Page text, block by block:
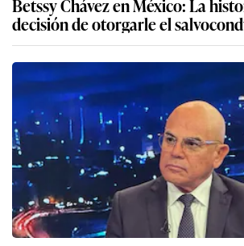
decisión de otorgarle el